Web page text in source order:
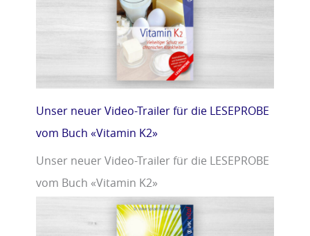
Unser neuer Video-Trailer für die LESEPROBE
vom Buch «Vitamin K2»
Unser neuer Video-Trailer für die LESEPROBE
vom Buch «Vitamin K2»